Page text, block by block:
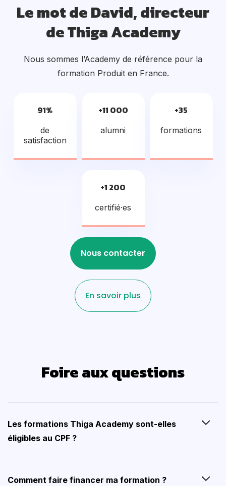
Le mot de David, directeur
de Thiga Academy
Nous sommes l’Academy de référence pour la
formation Produit en France.
91%
de
satisfaction
+11 000
alumni
+35
formations
+1 200
certifié·es
Nous contacter
En savoir plus
Foire aux questions
Les formations Thiga Academy sont-elles
éligibles au CPF ?
Comment faire financer ma formation ?